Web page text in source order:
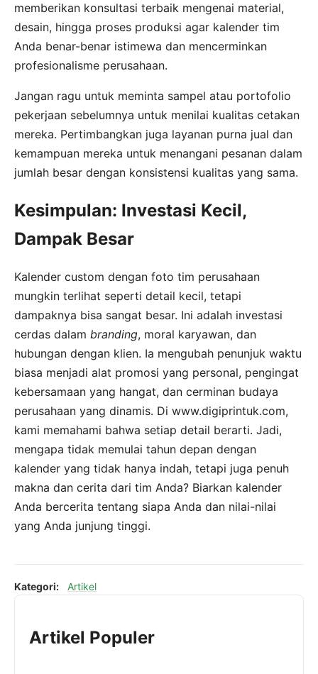
memberikan konsultasi terbaik mengenai material,
desain, hingga proses produksi agar kalender tim
Anda benar-benar istimewa dan mencerminkan
profesionalisme perusahaan.
Jangan ragu untuk meminta sampel atau portofolio
pekerjaan sebelumnya untuk menilai kualitas cetakan
mereka. Pertimbangkan juga layanan purna jual dan
kemampuan mereka untuk menangani pesanan dalam
jumlah besar dengan konsistensi kualitas yang sama.
Kesimpulan: Investasi Kecil,
Dampak Besar
Kalender custom dengan foto tim perusahaan
mungkin terlihat seperti detail kecil, tetapi
dampaknya bisa sangat besar. Ini adalah investasi
cerdas dalam branding, moral karyawan, dan
hubungan dengan klien. Ia mengubah penunjuk waktu
biasa menjadi alat promosi yang personal, pengingat
kebersamaan yang hangat, dan cerminan budaya
perusahaan yang dinamis. Di www.digiprintuk.com,
kami memahami bahwa setiap detail berarti. Jadi,
mengapa tidak memulai tahun depan dengan
kalender yang tidak hanya indah, tetapi juga penuh
makna dan cerita dari tim Anda? Biarkan kalender
Anda bercerita tentang siapa Anda dan nilai-nilai
yang Anda junjung tinggi.
Kategori: Artikel
Artikel Populer